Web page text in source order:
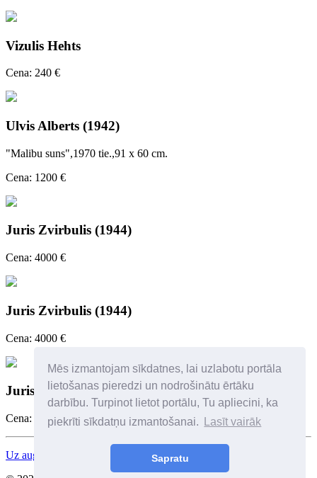
Mēs izmantojam sīkdatnes, lai uzlabotu portāla
lietošanas pieredzi un nodrošinātu ērtāku
darbību. Turpinot lietot portālu, Tu apliecini, ka
piekrīti sīkdatņu izmantošanai.
Lasīt vairāk
Sapratu
Vizulis Hehts
Cena: 240 €
Ulvis Alberts (1942)
"Malibu suns",1970 tie.,91 x 60 cm.
Cena: 1200 €
Juris Zvirbulis (1944)
Cena: 4000 €
Juris Zvirbulis (1944)
Cena: 4000 €
Juris Zvirbulis (1944)
Cena: 2500 €
Uz augšu